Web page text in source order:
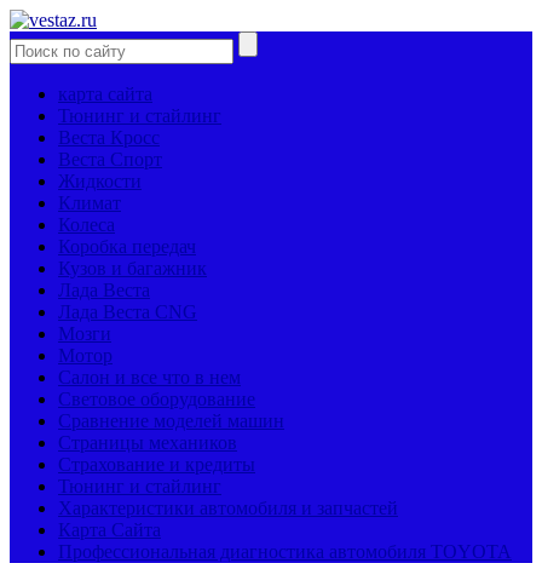
карта сайта
Тюнинг и стайлинг
Веста Кросс
Веста Спорт
Жидкости
Климат
Колеса
Коробка передач
Кузов и багажник
Лада Веста
Лада Веста CNG
Мозги
Мотор
Салон и все что в нем
Световое оборудование
Сравнение моделей машин
Страницы механиков
Страхование и кредиты
Тюнинг и стайлинг
Характеристики автомобиля и запчастей
Карта Сайта
Профессиональная диагностика автомобиля TOYOTA